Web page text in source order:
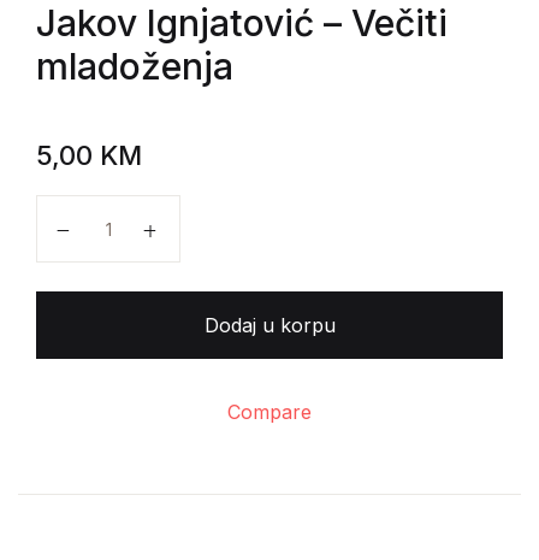
Jakov Ignjatović – Večiti
mladoženja
5,00 KM
Dodaj u korpu
Compare